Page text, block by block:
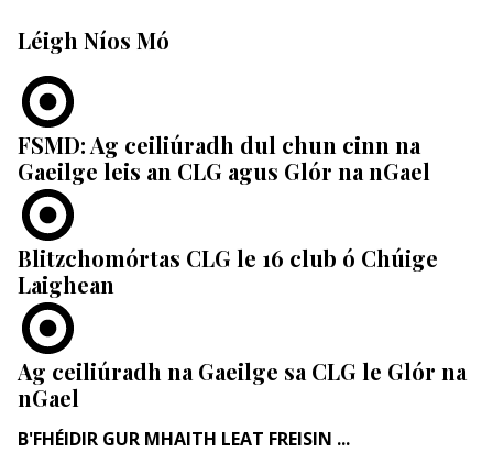
Léigh Níos Mó
FSMD: Ag ceiliúradh dul chun cinn na
Gaeilge leis an CLG agus Glór na nGael
Blitzchomórtas CLG le 16 club ó Chúige
Laighean
Ag ceiliúradh na Gaeilge sa CLG le Glór na
nGael
B'FHÉIDIR GUR MHAITH LEAT FREISIN ...